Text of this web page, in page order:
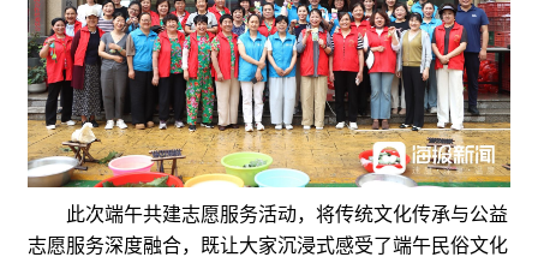
此次端午共建志愿服务活动，将传统文化传承与公益
志愿服务深度融合，既让大家沉浸式感受了端午民俗文化